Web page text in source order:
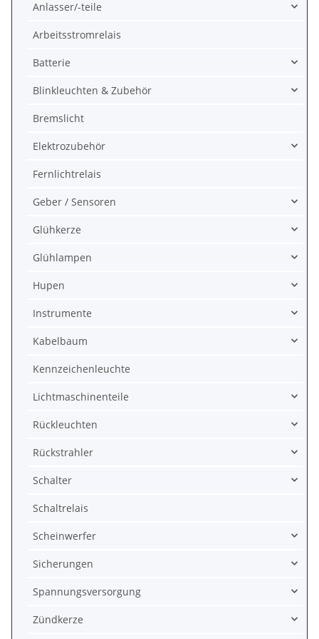
Anlasser/-teile
Arbeitsstromrelais
Batterie
Blinkleuchten & Zubehör
Bremslicht
Elektrozubehör
Fernlichtrelais
Geber / Sensoren
Glühkerze
Glühlampen
Hupen
Instrumente
Kabelbaum
Kennzeichenleuchte
Lichtmaschinenteile
Rückleuchten
Rückstrahler
Schalter
Schaltrelais
Scheinwerfer
Sicherungen
Spannungsversorgung
Zündkerze